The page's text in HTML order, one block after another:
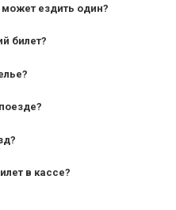
может ездить один?
— от 10 лет и
от 7 лет.
билет?
в кассе?